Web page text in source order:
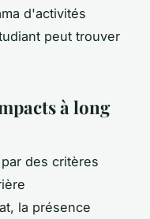
d'activités
peut trouver
à long
des critères
la présence